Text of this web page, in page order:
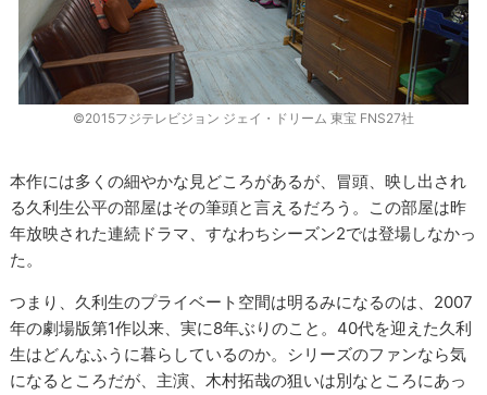
©2015フジテレビジョン ジェイ・ドリーム 東宝 FNS27社
本作には多くの細やかな見どころがあるが、冒頭、映し出され
る久利生公平の部屋はその筆頭と言えるだろう。この部屋は昨
年放映された連続ドラマ、すなわちシーズン2では登場しなかっ
た。
つまり、久利生のプライベート空間は明るみになるのは、2007
年の劇場版第1作以来、実に8年ぶりのこと。40代を迎えた久利
生はどんなふうに暮らしているのか。シリーズのファンなら気
になるところだが、主演、木村拓哉の狙いは別なところにあっ